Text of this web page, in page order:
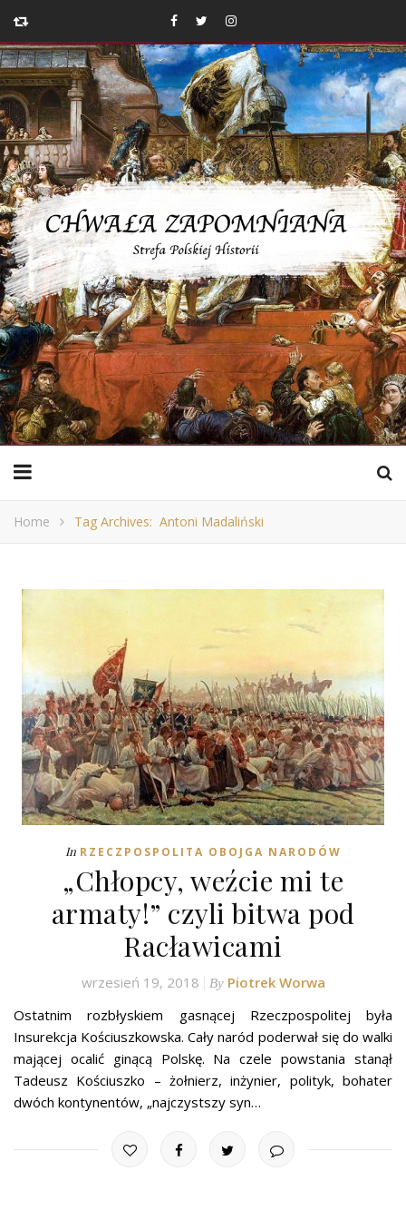
Home Tag Archives: Antoni Madaliński
In RZECZPOSPOLITA OBOJGA NARODÓW
„Chłopcy, weźcie mi te
armaty!” czyli bitwa pod
Racławicami
wrzesień 19, 2018 By Piotrek Worwa
Ostatnim rozbłyskiem gasnącej Rzeczpospolitej była
Insurekcja Kościuszkowska. Cały naród poderwał się do walki
mającej ocalić ginącą Polskę. Na czele powstania stanął
Tadeusz Kościuszko – żołnierz, inżynier, polityk, bohater
dwóch kontynentów, „najczystszy syn…